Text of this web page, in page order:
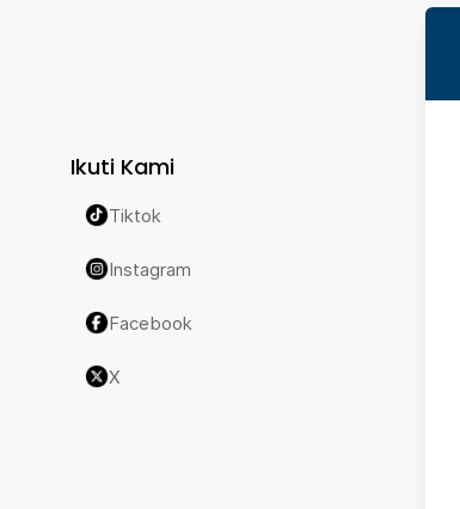
Ikuti Kami
Tiktok
Instagram
Facebook
X